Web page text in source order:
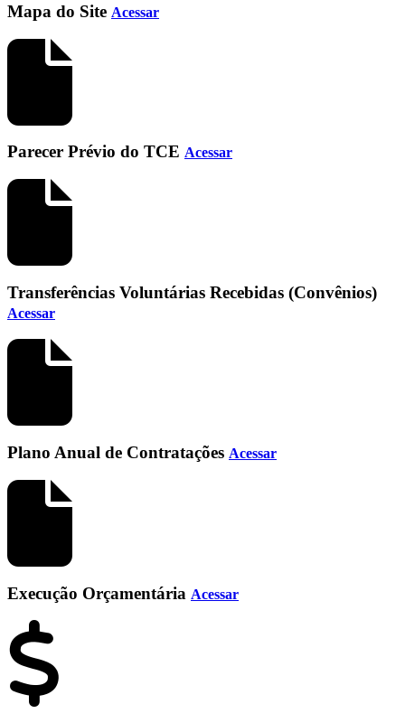
Mapa do Site Acessar
Parecer Prévio do TCE Acessar
Transferências Voluntárias Recebidas (Convênios)
Acessar
Plano Anual de Contratações Acessar
Execução Orçamentária Acessar